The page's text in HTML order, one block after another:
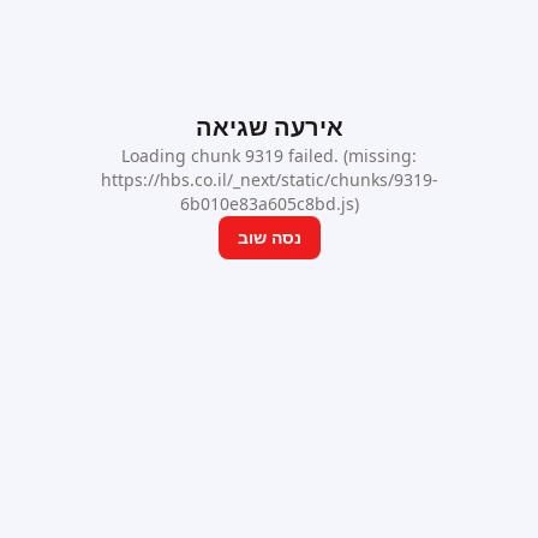
אירעה שגיאה
Loading chunk 9319 failed. (missing:
https://hbs.co.il/_next/static/chunks/9319-
6b010e83a605c8bd.js)